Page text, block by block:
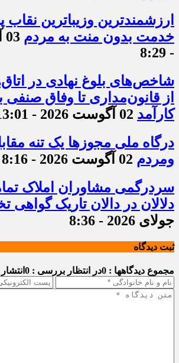
ارزشمندترین وزیباترین نقاب
خدمت بدون منت به مردم
- 8:29
شاخص‌های بلوغ نهادی در
از قانون‌مداری تا وفاق
کارآمد 02 آگوست 2026 - 13:01
درگاه ملی مجوزها یک تنه
ومردم 02 آگوست 2026 - 8:16
سردرگمی مشاوران املاک
دلالان در دالان تاریک
جولای 2026 - 8:36
ثبت دیدگاه
مجموع دیدگاهها : 0 در انتظار بررسی : 0 انتشار